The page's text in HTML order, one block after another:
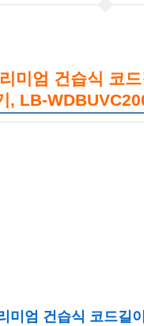
미엄 건습식 코
, LB-
미엄 건습식 코드길